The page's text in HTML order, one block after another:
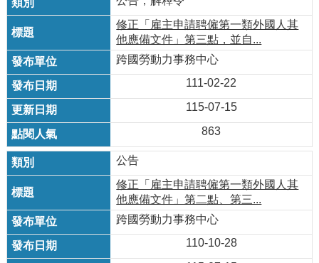
修正「雇主申請聘僱第一類外國人其
他應備文件」第三點，並自...
跨國勞動力事務中心
111-02-22
115-07-15
863
公告
修正「雇主申請聘僱第一類外國人其
他應備文件」第二點、第三...
跨國勞動力事務中心
110-10-28